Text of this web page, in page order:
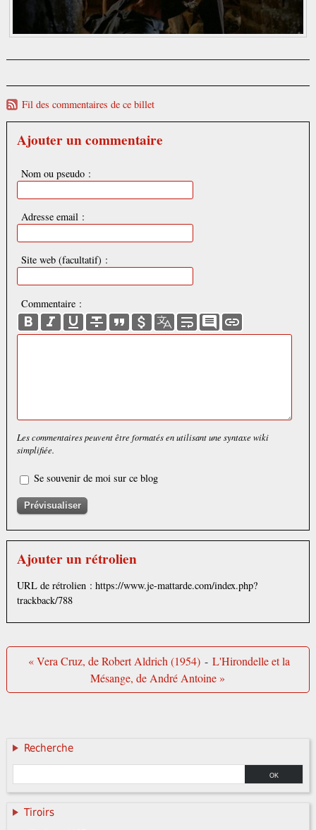
Fil des commentaires de ce billet
Ajouter un commentaire
Nom ou pseudo :
Adresse email :
Site web (facultatif) :
Commentaire :
Les commentaires peuvent être formatés en utilisant une syntaxe wiki
simplifiée.
Se souvenir de moi sur ce blog
Ajouter un rétrolien
URL de rétrolien : https://www.je-mattarde.com/index.php?
trackback/788
« Vera Cruz, de Robert Aldrich (1954) - L'Hirondelle et la
Mésange, de André Antoine »
Recherche
Tiroirs